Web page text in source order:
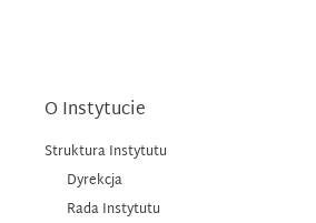
O Instytucie
Struktura Instytutu
Dyrekcja
Rada Instytutu